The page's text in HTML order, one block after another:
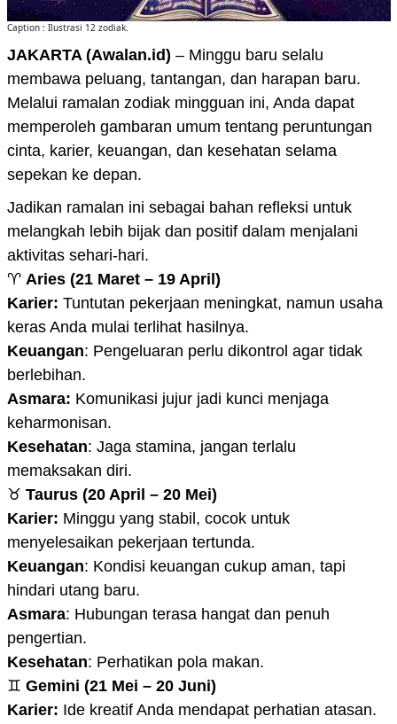
Caption : Ilustrasi 12 zodiak.
JAKARTA (Awalan.id) – Minggu baru selalu
membawa peluang, tantangan, dan harapan baru.
Melalui ramalan zodiak mingguan ini, Anda dapat
memperoleh gambaran umum tentang peruntungan
cinta, karier, keuangan, dan kesehatan selama
sepekan ke depan.
Jadikan ramalan ini sebagai bahan refleksi untuk
melangkah lebih bijak dan positif dalam menjalani
aktivitas sehari-hari.
♈ Aries (21 Maret – 19 April)
Karier: Tuntutan pekerjaan meningkat, namun usaha
keras Anda mulai terlihat hasilnya.
Keuangan: Pengeluaran perlu dikontrol agar tidak
berlebihan.
Asmara: Komunikasi jujur jadi kunci menjaga
keharmonisan.
Kesehatan: Jaga stamina, jangan terlalu
memaksakan diri.
♉ Taurus (20 April – 20 Mei)
Karier: Minggu yang stabil, cocok untuk
menyelesaikan pekerjaan tertunda.
Keuangan: Kondisi keuangan cukup aman, tapi
hindari utang baru.
Asmara: Hubungan terasa hangat dan penuh
pengertian.
Kesehatan: Perhatikan pola makan.
♊ Gemini (21 Mei – 20 Juni)
Karier: Ide kreatif Anda mendapat perhatian atasan.